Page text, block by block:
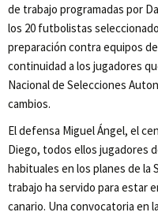
de trabajo programadas por
los 20 futbolistas
preparación contra equipos
continuidad a los jugadores
Nacional de Selecciones
cambios.
El defensa Miguel Ángel, el
Diego, todos ellos jugadores
habituales en los planes de la
trabajo ha servido para estar
canario. Una convocatoria en